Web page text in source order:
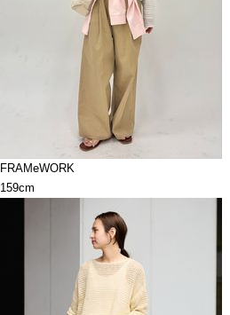
FRAMeWORK
159cm